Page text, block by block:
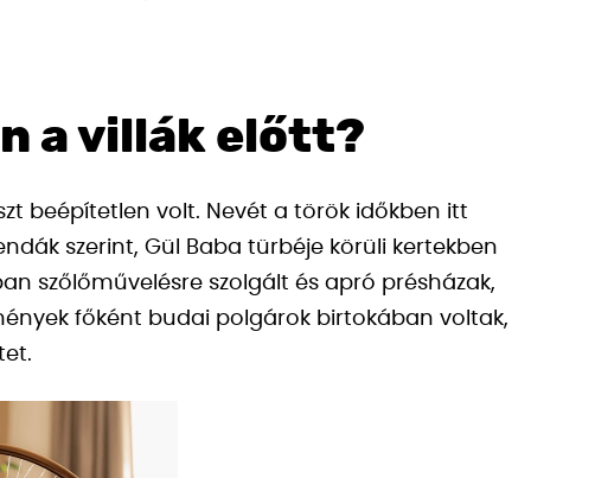
a villák előtt?
beépítetlen volt. Nevét a török időkben itt
szerint, Gül Baba türbéje körüli kertekben
szőlőművelésre szolgált és apró présházak,
főként budai polgárok birtokában voltak,